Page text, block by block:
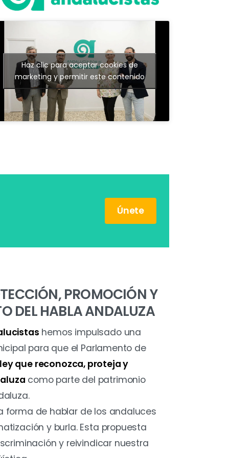
Haz clic para aceptar cookies de
marketing y permitir este contenido
Únete
PROMOCIÓN Y
DEL HABLA ANDALUZA
hemos impulsado una
para que el Parlamento de
ley que reconozca, proteja y
como parte del patrimonio
forma de hablar de los andaluces
y burla. Esta propuesta
y reivindicar nuestra